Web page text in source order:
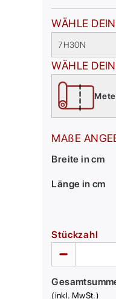
WÄHLE
7H30N
WÄHLE
MAßE
Breite in cm
Länge in cm
Stückzahl
(inkl. MwSt.)